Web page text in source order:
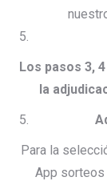
Los pasos 3,
la
Para la
App sorteos